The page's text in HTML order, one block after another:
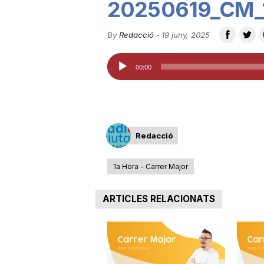
u
t
d
e
By Redacció- 19 juny, 2025
Reproductor
d'àudio
00:00
Redacció
1a Hora - Carrer Major
ARTICLES RELACIONATS